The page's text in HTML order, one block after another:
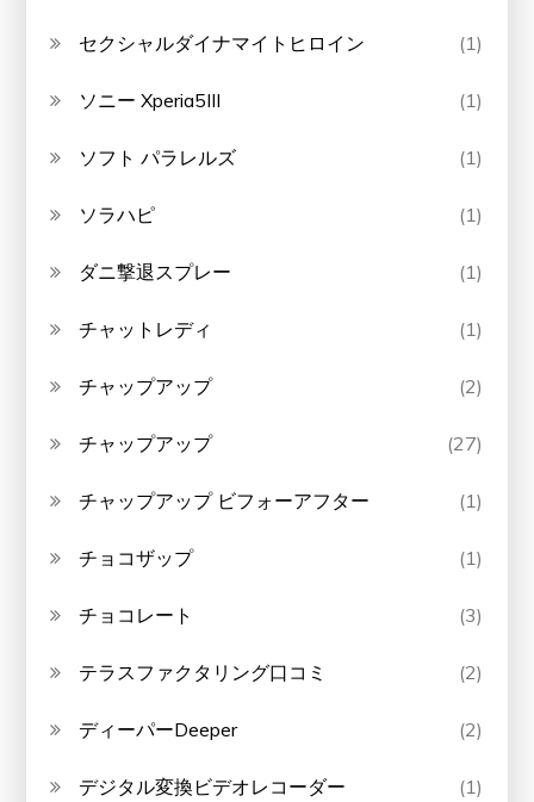
セクシャルダイナマイトヒロイン (1)
ソニー Xperia5III (1)
ソフト パラレルズ (1)
ソラハピ (1)
ダニ撃退スプレー (1)
チャットレディ (1)
チャップアップ (2)
チャップアップ (27)
チャップアップ ビフォーアフター (1)
チョコザップ (1)
チョコレート (3)
テラスファクタリング口コミ (2)
ディーパーDeeper (2)
デジタル変換ビデオレコーダー (1)